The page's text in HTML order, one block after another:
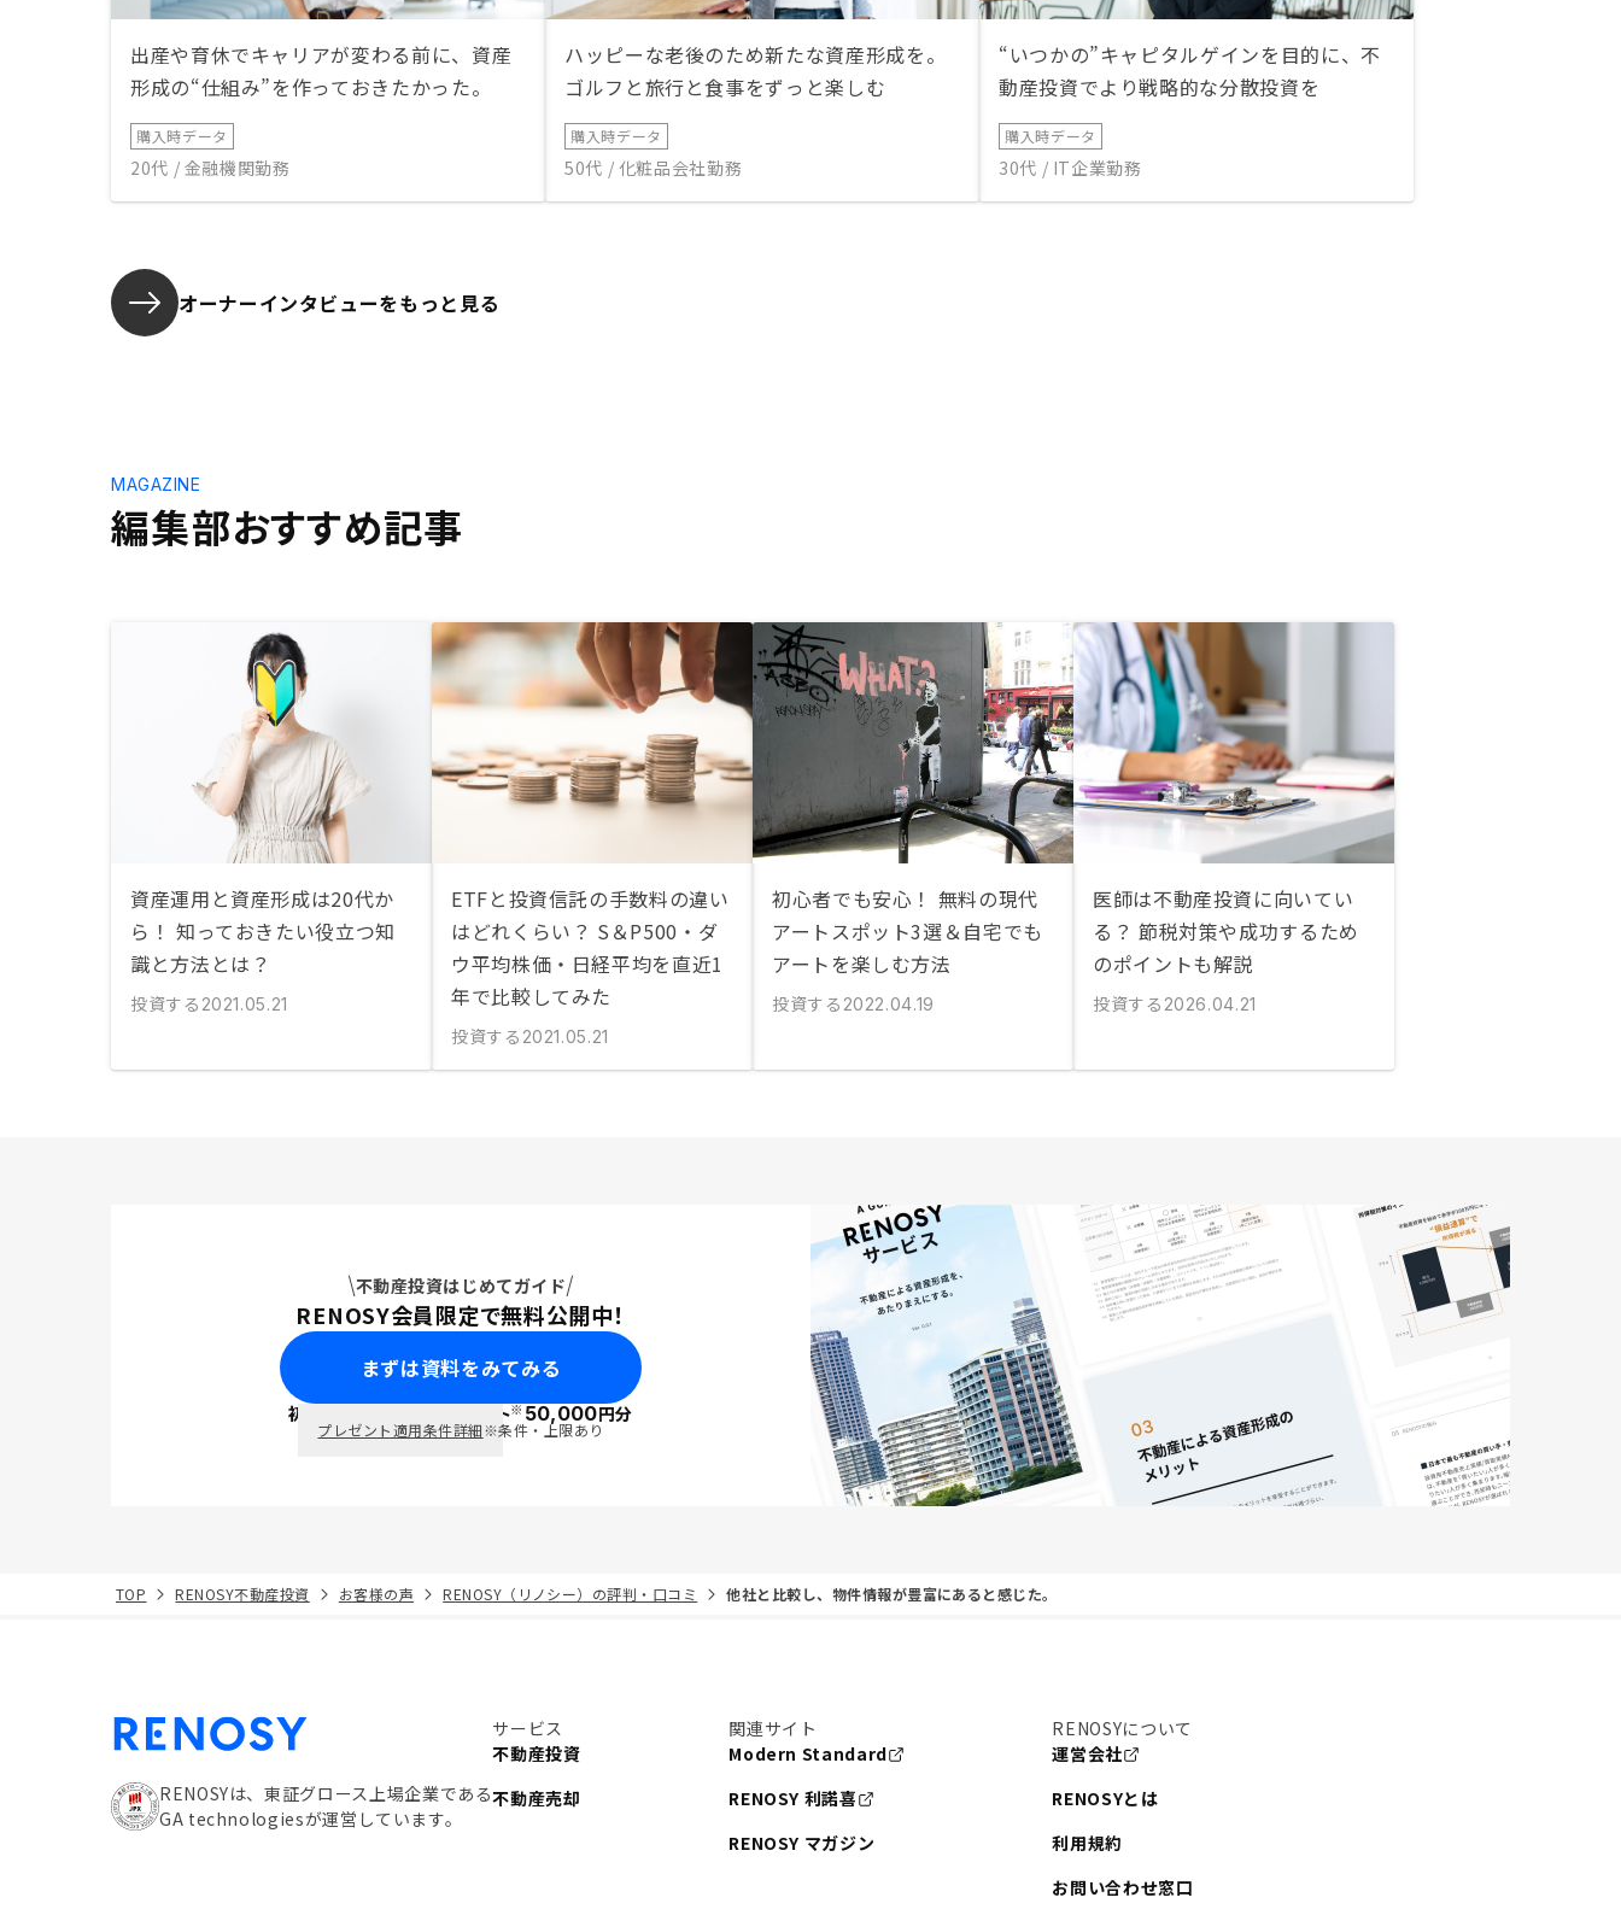
出産や育休でキャリアが変わる前に、資産
形成の“仕組み”を作っておきたかった。
購入時データ
20代 / 金融機関勤務
ハッピーな老後のため新たな資産形成を。
ゴルフと旅行と食事をずっと楽しむ
購入時データ
50代 / 化粧品会社勤務
“いつかの”キャピタルゲインを目的に、不
動産投資でより戦略的な分散投資を
購入時データ
30代 / IT企業勤務
オーナーインタビューをもっと見る
編集部おすすめ記事
MAGAZINE
資産運用と資産形成は20代か
ら！ 知っておきたい役立つ知
識と方法とは？
投資する 2021.05.21
ETFと投資信託の手数料の違い
はどれくらい？ S＆P500・ダ
ウ平均株価・日経平均を直近1
年で比較してみた
投資する 2021.05.21
初心者でも安心！ 無料の現代
アートスポット3選＆自宅でも
アートを楽しむ方法
投資する 2022.04.19
医師は不動産投資に向いてい
る？ 節税対策や成功するため
のポイントも解説
投資する 2026.04.21
不動産投資はじめてガイド
RENOSY会員限定で無料公開中！
まずは資料をみてみる
初回面談で ポイント※50,000円分
プレゼント適用条件詳細※条件・上限あり
TOP RENOSY不動産投資 お客様の声 RENOSY（リノシー）の評判・口コミ 他社と比較し、物件情報が豊富にあると感じた。
RENOSYは、東証グロース上場企業である
GA technologiesが運営しています。
サービス
不動産投資
不動産売却
関連サイト
Modern Standard
RENOSY 利諾喜
RENOSY マガジン
RENOSYについて
運営会社
RENOSYとは
利用規約
お問い合わせ窓口